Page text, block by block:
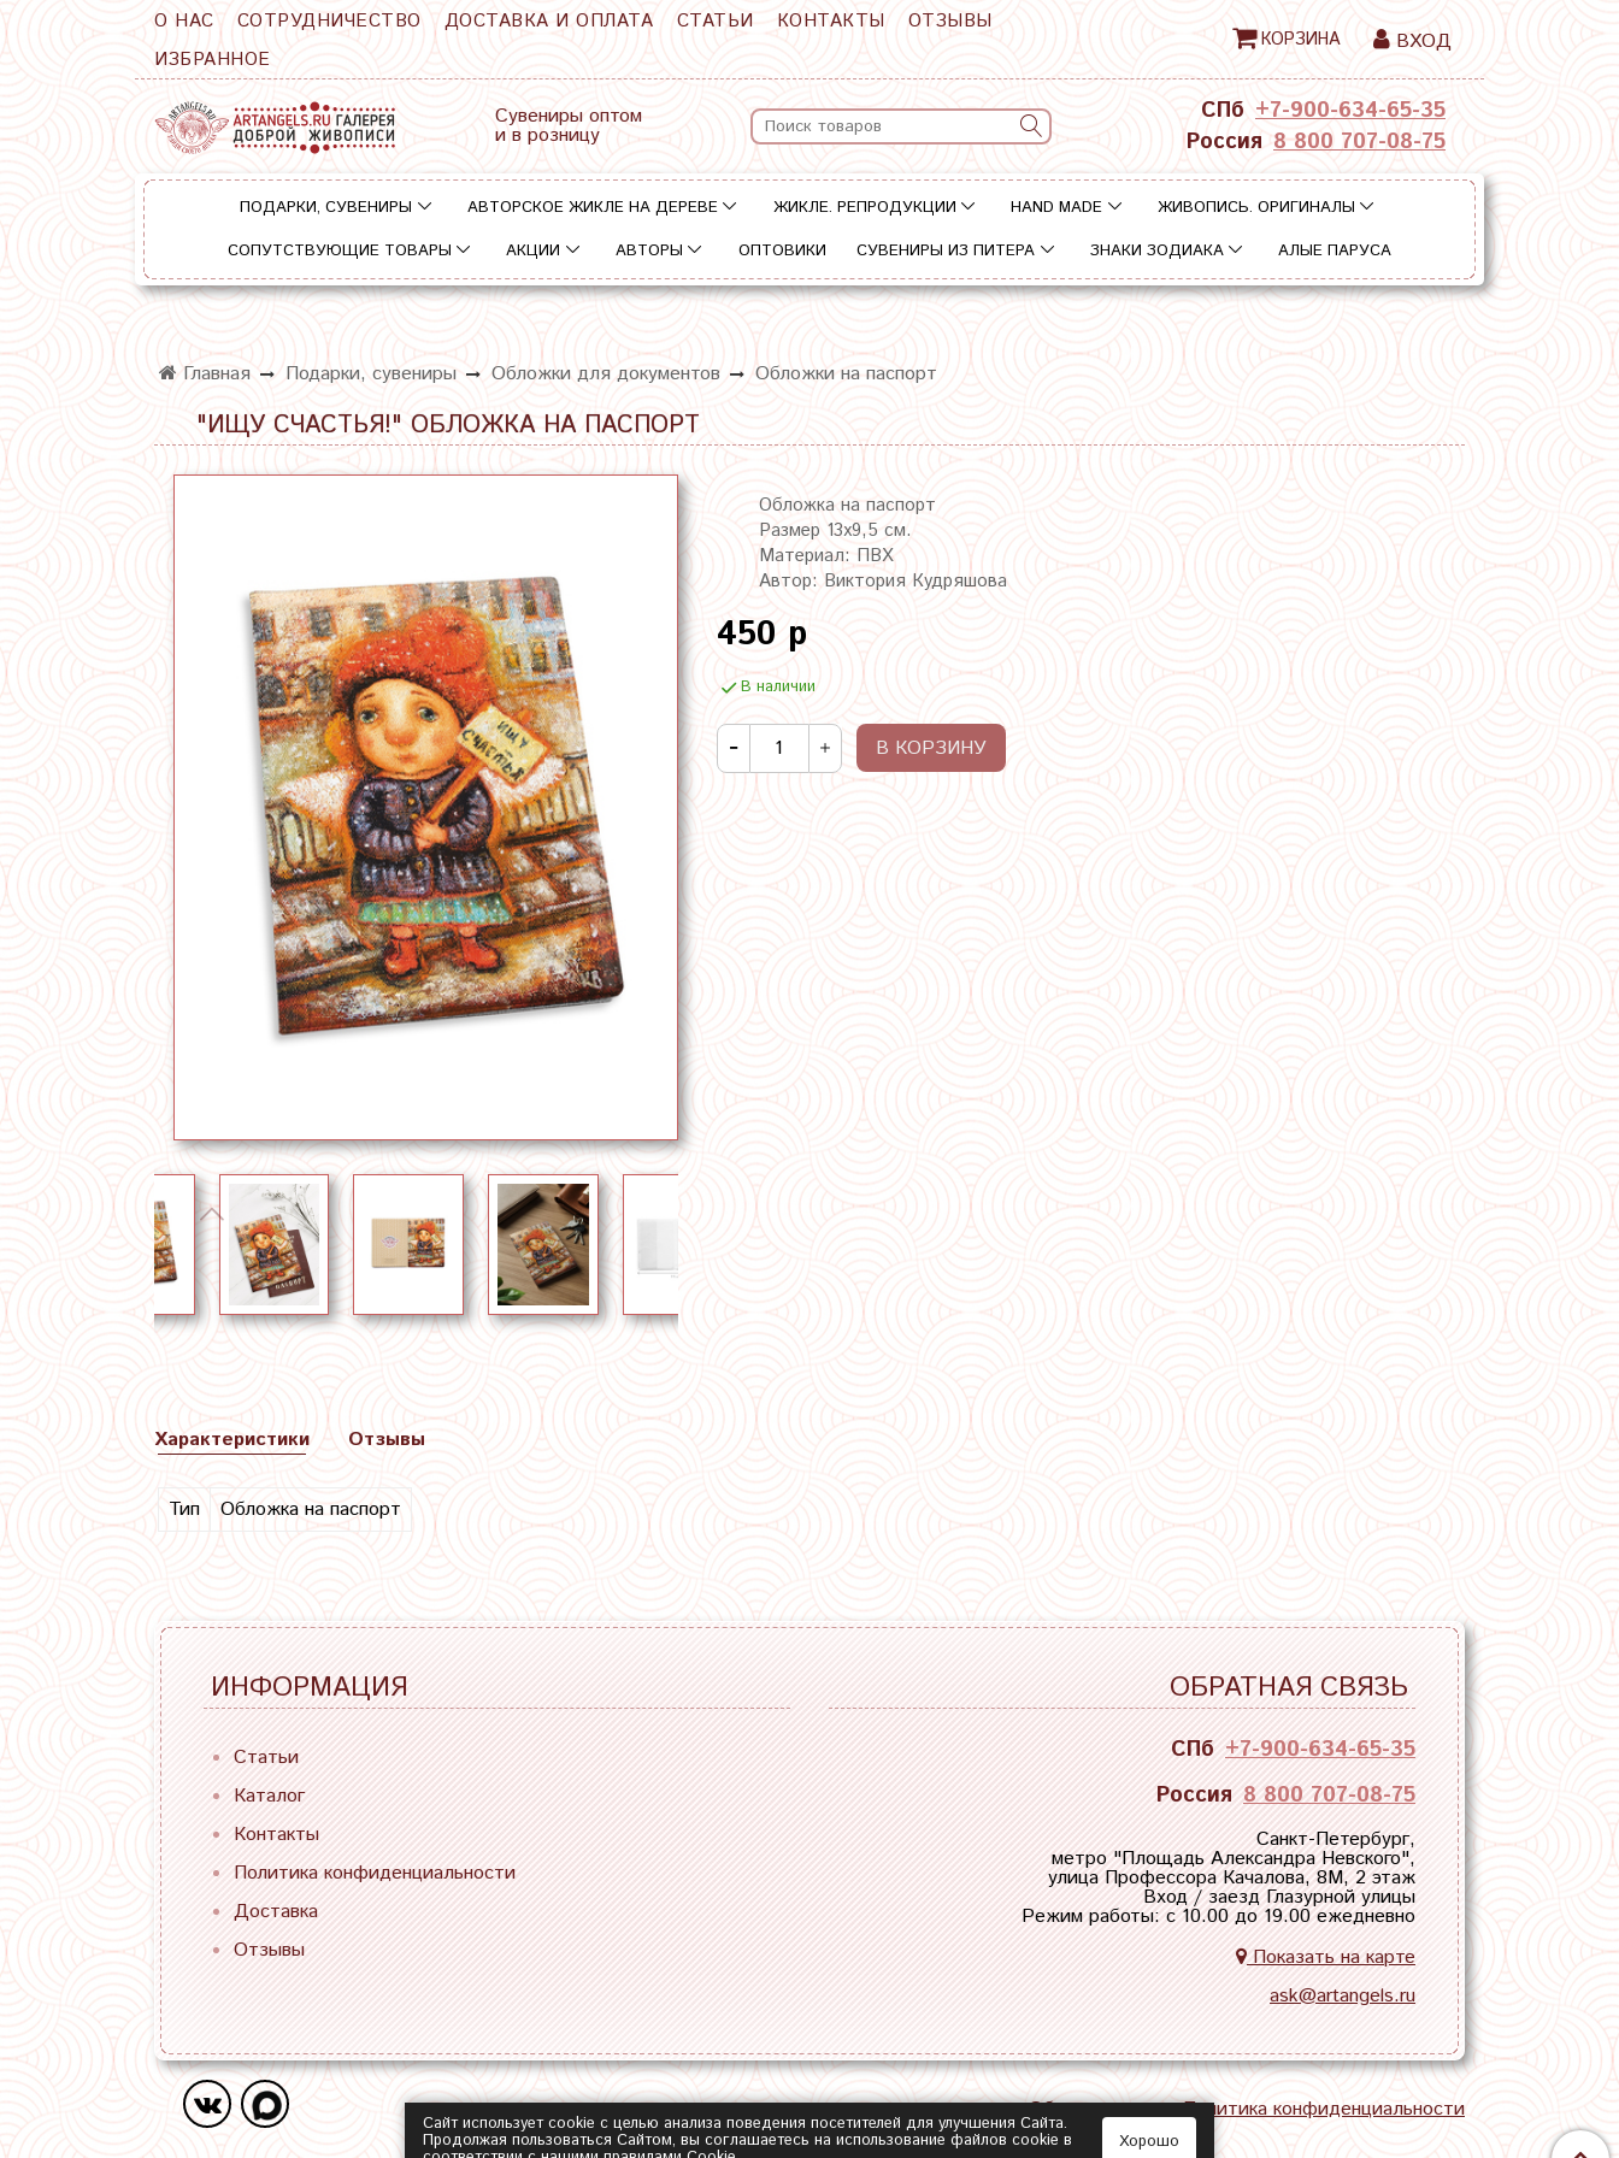
О НАС СОТРУДНИЧЕСТВО ДОСТАВКА И ОПЛАТА СТАТЬИ КОНТАКТЫ
ОТЗЫВЫ
ИЗБРАННОЕ
КОРЗИНА ВХОД
Сувениры оптом
и в розницу
СПб +7-900-634-65-35
Россия 8 800 707-08-75
ПОДАРКИ, СУВЕНИРЫ АВТОРСКОЕ ЖИКЛЕ НА ДЕРЕВЕ ЖИКЛЕ. РЕПРОДУКЦИИ HAND MADE
ЖИВОПИСЬ. ОРИГИНАЛЫ
СОПУТСТВУЮЩИЕ ТОВАРЫ
АКЦИИ АВТОРЫ ОПТОВИКИ СУВЕНИРЫ ИЗ ПИТЕРА ЗНАКИ ЗОДИАКА АЛЫЕ ПАРУСА
Главная Подарки, сувениры Обложки для документов Обложки на паспорт
"ИЩУ СЧАСТЬЯ!" ОБЛОЖКА НА ПАСПОРТ
Обложка на паспорт
Размер 13х9,5 см.
Материал: ПВХ
Автор: Виктория Кудряшова
450 р
В наличии
В КОРЗИНУ
Характеристики
Тип Обложка на паспорт
Отзывы
ИНФОРМАЦИЯ
Статьи
Каталог
Контакты
Политика конфиденциальности
Доставка
Отзывы
ОБРАТНАЯ СВЯЗЬ
СПб +7-900-634-65-35
Россия 8 800 707-08-75
Санкт-Петербург,
метро "Площадь Александра Невского",
улица Профессора Качалова, 8М, 2 этаж
Вход / заезд Глазурной улицы
Режим работы: с 10.00 до 19.00 ежедневно
Показать на карте
ask@artangels.ru
Обратная связь Политика конфиденциальности
Сайт использует cookie с целью анализа поведения посетителей для улучшения Сайта.
Продолжая пользоваться Сайтом, вы соглашаетесь на использование файлов cookie в Хорошо